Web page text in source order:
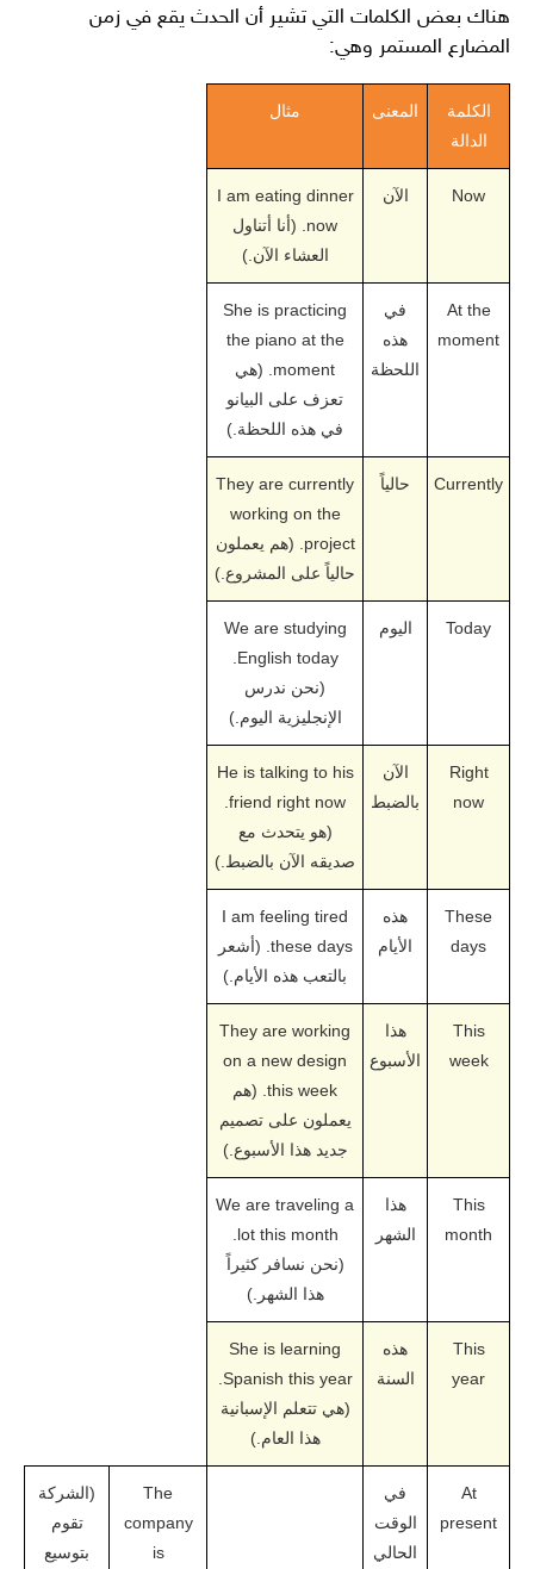
هناك بعض الكلمات التي تشير أن الحدث يقع في زمن
المضارع المستمر وهي:
الكلمة
الدالة
المعنى مثال
Now الآن
I am eating dinner
now. (أنا أتناول
العشاء الآن.)
At the
moment
في
هذه
اللحظة
She is practicing
the piano at the
moment. (هي
تعزف على البيانو
في هذه اللحظة.)
Currently حالياً
They are currently
working on the
project. (هم يعملون
حالياً على المشروع.)
Today اليوم
We are studying
(نحن ندرس
الإنجليزية اليوم.)
Right
now
الآن
بالضبط
He is talking to his
(هو يتحدث مع
صديقه الآن بالضبط.)
These
days
هذه
الأيام
I am feeling tired
these days. (أشعر
بالتعب هذه الأيام.)
This
week
هذا
الأسبوع
They are working
on a new design
this week. (هم
يعملون على تصميم
جديد هذا الأسبوع.)
This
month
هذا
الشهر
We are traveling a
(نحن نسافر كثيراً
هذا الشهر.)
This
year
هذه
السنة
She is learning
(هي تتعلم الإسبانية
هذا العام.)
At
present
في
الوقت
الحالي
The
company
is
(الشركة
تقوم
بتوسيع